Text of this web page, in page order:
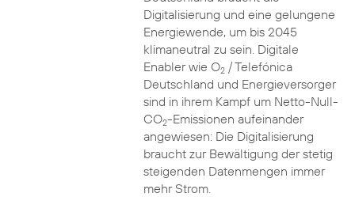
Digitalisierung und eine gelungene
Energiewende, um bis 2045
klimaneutral zu sein. Digitale
Enabler wie O2/ Telefónica
Deutschland und Energieversorger
sind in ihrem Kampf um Netto-Null-
CO2-Emissionen aufeinander
angewiesen: Die Digitalisierung
braucht zur Bewältigung der stetig
steigenden Datenmengen immer
mehr Strom.